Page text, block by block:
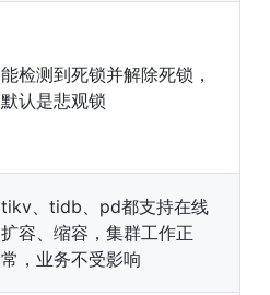
能检测到死锁并解除死锁，
默认是悲观锁
tikv、tidb、pd都支持在线
扩容、缩容，集群工作正
常，业务不受影响